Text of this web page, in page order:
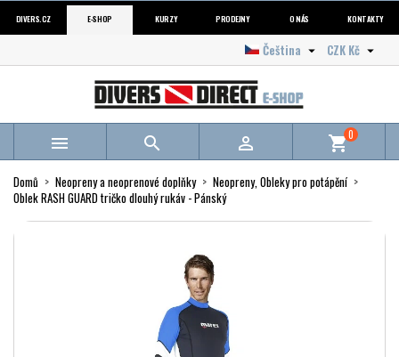
DIVERS.CZ E-SHOP KURZY PRODEJNY O NÁS KONTAKTY
CZK Kč 
Čeština 
   shopping_cart0
Domů Neopreny a neoprenové doplňky
Neopreny, Obleky pro potápění
Oblek RASH GUARD tričko dlouhý rukáv - Pánský